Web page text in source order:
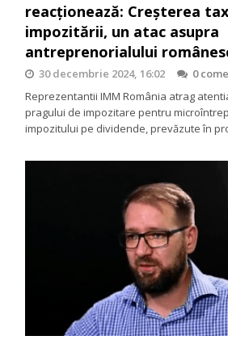
reacționează: Creșterea
impozitării, un atac asupra
antreprenorialului
30 decembrie 2024, 16:02
0
Reprezentantii IMM România atrag
pragului de impozitare pentru
impozitului pe dividende, prevăzute în